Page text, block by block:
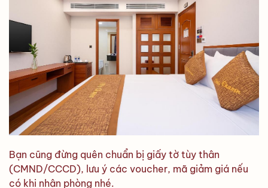
Bạn cũng đừng quên chuẩn bị giấy tờ tùy thân
(CMND/CCCD), lưu ý các voucher, mã giảm giá nếu
có khi nhận phòng nhé.